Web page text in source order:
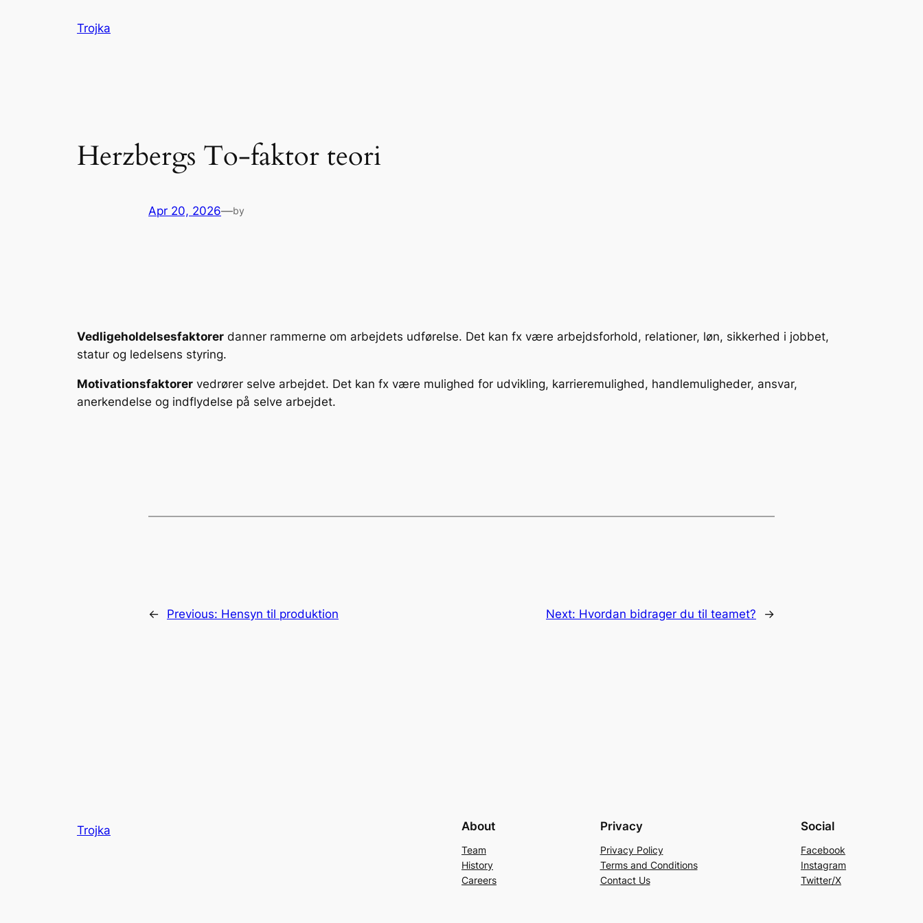
Trojka
Herzbergs To-faktor teori
Apr 20, 2026—by
Vedligeholdelsesfaktorer danner rammerne om arbejdets udførelse. Det kan fx være arbejdsforhold, relationer, løn, sikkerhed i jobbet,
statur og ledelsens styring.
Motivationsfaktorer vedrører selve arbejdet. Det kan fx være mulighed for udvikling, karrieremulighed, handlemuligheder, ansvar,
anerkendelse og indflydelse på selve arbejdet.
← Previous: Hensyn til produktion Next: Hvordan bidrager du til teamet? →
Trojka About
Team
History
Careers
Privacy
Privacy Policy
Terms and Conditions
Contact Us
Social
Facebook
Instagram
Twitter/X